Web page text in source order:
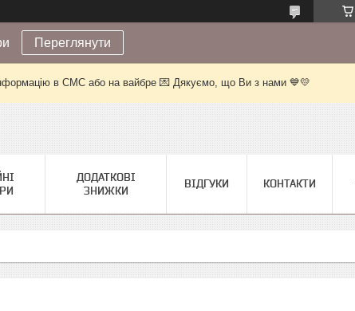
Переглянути
в СМС або на вайбре 💌 Дякуємо, що Ви з нами 💙💛
ДОДАТКОВІ
ЗНИЖКИ
ВІДГУКИ КОНТАКТИ